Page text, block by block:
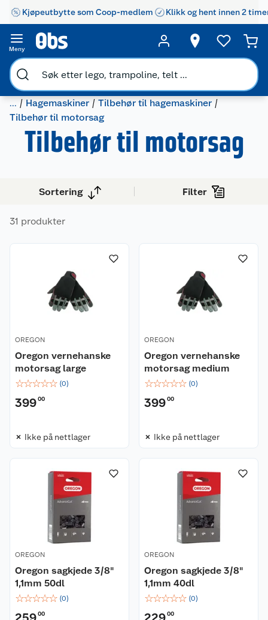
Kjøpeutbytte som Coop-medlem Klikk og hent innen 2
Meny
... Hagemaskiner
Tilbehør til hagemaskiner
Tilbehør til motorsag
Tilbehør til motorsag
Sortering Filter
31 produkter
OREGON
Oregon vernehanske
motorsag large
☆☆☆☆☆ (0)
39900
Ikke på nettlager
OREGON
Oregon vernehanske
motorsag medium
☆☆☆☆☆ (0)
39900
Ikke på nettlager
OREGON
Oregon sagkjede 3/8"
1,1mm 50dl
☆☆☆☆☆ (0)
00
OREGON
Oregon sagkjede 3/8"
1,1mm 40dl
☆☆☆☆☆ (0)
00